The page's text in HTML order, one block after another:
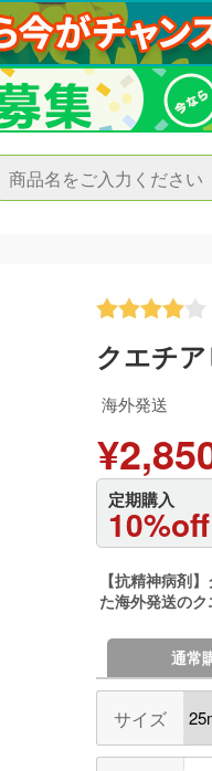
クエチ
海外発送
定期購入
10%off
【抗精神病剤
た海外発送のク
通常
サイズ